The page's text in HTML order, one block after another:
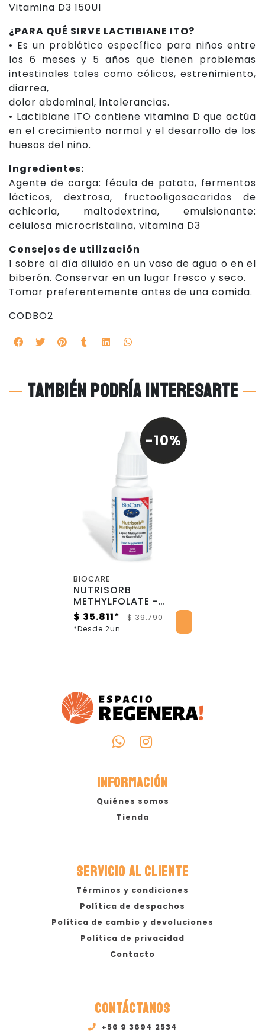
Vitamina D3 150UI
¿PARA QUÉ SIRVE LACTIBIANE ITO?
• Es un probiótico específico para niños entre
los 6 meses y 5 años que tienen problemas
intestinales tales como cólicos, estreñimiento,
diarrea,
dolor abdominal, intolerancias.
• Lactibiane ITO contiene vitamina D que actúa
en el crecimiento normal y el desarrollo de los
huesos del niño.
Ingredientes:
Agente de carga: fécula de patata, fermentos
lácticos, dextrosa, fructooligosacaridos de
achicoria, maltodextrina, emulsionante:
celulosa microcristalina, vitamina D3
Consejos de utilización
1 sobre al día diluido en un vaso de agua o en el
biberón. Conservar en un lugar fresco y seco.
Tomar preferentemente antes de una comida.
CODBO2
También podría interesarte
-10%
BIOCARE
NUTRISORB
METHYLFOLATE -
Metilfolato en gotas -
15mL
$ 35.811*
$ 39.790
*Desde 2un.
INFORMACIÓN
Quiénes somos
Tienda
SERVICIO AL CLIENTE
Términos y condiciones
Política de despachos
Política de cambio y devoluciones
Política de privacidad
Contacto
CONTÁCTANOS
+56 9 3694 2534